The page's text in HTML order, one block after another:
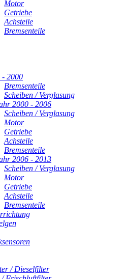
Motor
Getriebe
Achsteile
Bremsenteile
- 2000
Bremsenteile
Scheiben / Verglasung
2000 - 2006
Scheiben / Verglasung
Motor
Getriebe
Achsteile
Bremsenteile
2006 - 2013
Scheiben / Verglasung
Motor
Getriebe
Achsteile
Bremsenteile
/ Dieselfilter